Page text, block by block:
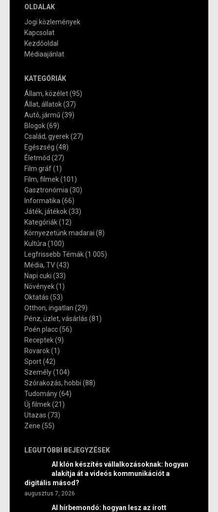
OLDALAK
Jogi közlemények
Kapcsolat
Kezdőoldal
Médiaajánlat
KATEGÓRIÁK
Állam, közélet(95)
Állat, állatok(37)
Autó, jármű (39)
Blogok(69)
Család, gyerek(27)
Egészség (48)
Életmód (27)
Film gráf(1)
Film, filmek(101)
Gasztronómia (30)
Informatika (66)
Játék, játékok(33)
Kategóriák(12)
Környezetünk madarai (8)
Kultúra (100)
Legfrissebb Témák(1 005)
Média, TV(43)
Napi cuki (33)
Növények(1)
Oktatás (53)
Otthon, ingatlan (29)
Pénz, üzlet, vásárlás (81)
Poén placc(56)
Receptek(9)
Rovarok(1)
Sport(42)
Személy(104)
Szórakozás, hobbi (88)
Tudomány(64)
Új filmek(21)
Utazas (73)
Zene (55)
LEGUTÓBBI BEJEGYZÉSEK
AI klón készítés vállalkozásoknak: hogyan
alakítja át a videós kommunikációt a
digitális másod?
augusztus 7, 2026
AI hírbemondó: hogyan lesz az írott